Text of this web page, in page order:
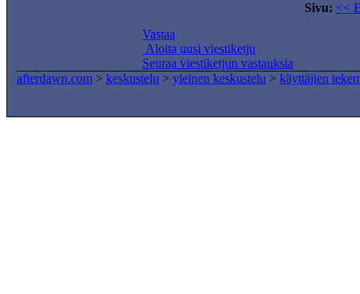
Sivu: <<
Vastaa
Aloita uusi viestiketju
Seuraa viestiketjun vastauksia
afterdawn.com > keskustelu > yleinen keskustelu > käyttäjien